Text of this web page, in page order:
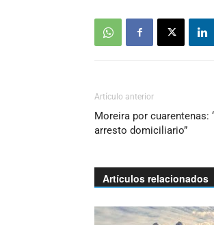
Artículo anterior
Moreira por cuarentenas:
arresto domiciliario”
Artículos relacionados